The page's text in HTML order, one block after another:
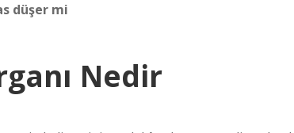
düşer mi
Nedir